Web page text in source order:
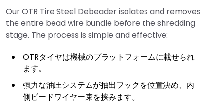
Our OTR Tire Steel Debeader isolates and removes
the entire bead wire bundle before the shredding
stage. The process is simple and effective:
OTRタイヤは機械のプラットフォームに載せられ
ます。
強力な油圧システムが抽出フックを位置決め、内
側ビードワイヤー束を挟みます。